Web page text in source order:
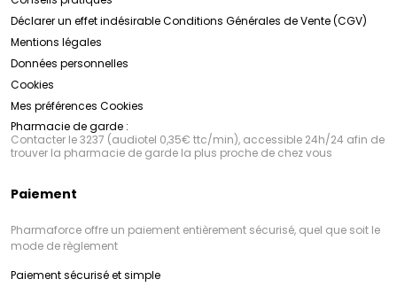
Déclarer un effet indésirableConditions Générales de Vente (CGV)
Mentions légales
Données personnelles
Cookies
Mes préférences Cookies
Pharmacie de garde :
Contacter le 3237 (audiotel 0,35€ ttc/min), accessible 24h/24 afin de
trouver la pharmacie de garde la plus proche de chez vous
Paiement
Pharmaforce offre un paiement entièrement sécurisé, quel que soit le
mode de règlement
Paiement sécurisé et simple